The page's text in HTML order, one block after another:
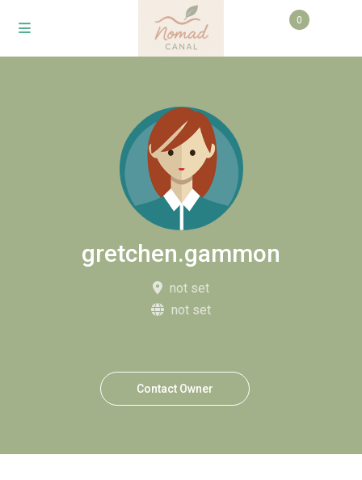
0
gretchen.gammon
not set
not set
Contact Owner